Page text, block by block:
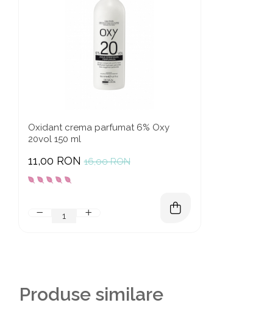
Oxidant crema parfumat 6% Oxy
20vol 150 ml
16,00 RON
11,00 RON
Produse similare